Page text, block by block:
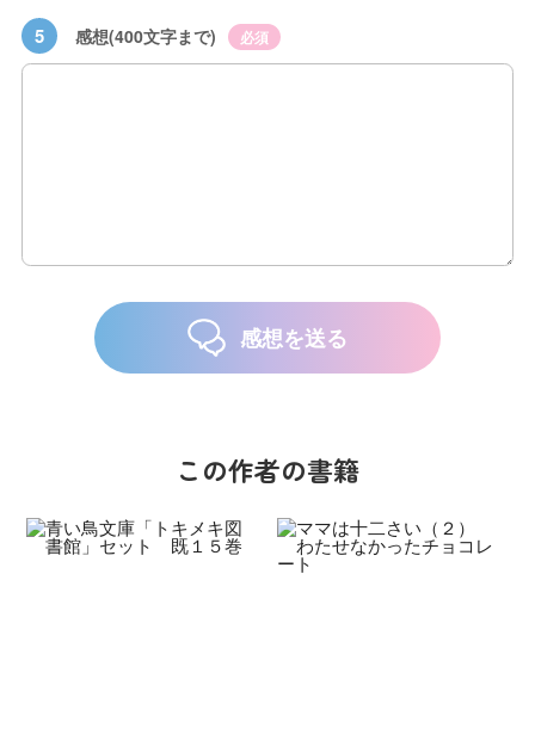
5 感想(400文字まで) 必須
感想を送る
この作者の書籍